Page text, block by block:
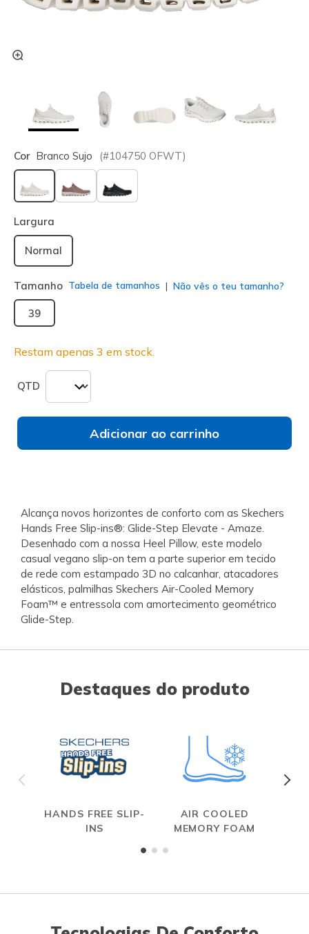
Cor Branco Sujo (#104750 OFWT)
selecionado
Largura
Normal
Tamanho Tabela de tamanhos Não vês o teu tamanho?
39
Restam apenas 3 em stock.
QTD
Adicionar ao carrinho
Alcança novos horizontes de conforto com as Skechers
Hands Free Slip-ins®: Glide-Step Elevate - Amaze.
Desenhado com a nossa Heel Pillow, este modelo
casual vegano slip-on tem a parte superior em tecido
de rede com estampado 3D no calcanhar, atacadores
elásticos, palmilhas Skechers Air-Cooled Memory
Foam™ e entressola com amortecimento geométrico
Glide-Step.
Destaques do produto
HANDS FREE SLIP-
INS
AIR COOLED
MEMORY FOAM